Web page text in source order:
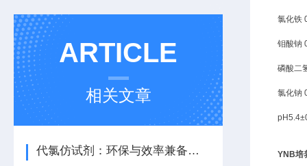
ARTICLE
相关文章
代氯仿试剂：环保与效率兼备的理想选择
氯化铁
钼酸钠
磷酸二
氯化钠
YNB培